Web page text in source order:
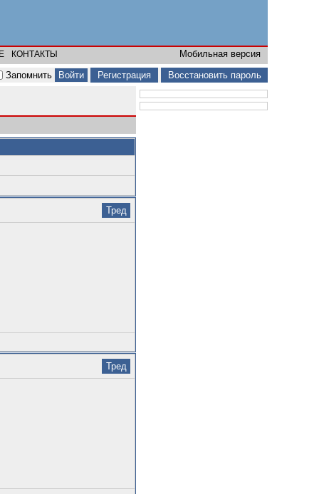
КОНТАКТЫ
Мобильная версия
Запомнить Регистрация Восстановить пароль
Тред
Тред